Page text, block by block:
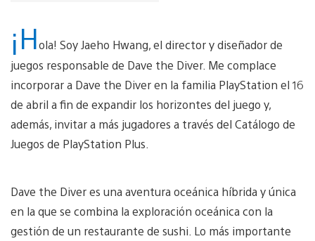
¡Hola! Soy Jaeho Hwang, el director y diseñador de
juegos responsable de Dave the Diver. Me complace
incorporar a Dave the Diver en la familia PlayStation el 16
de abril a fin de expandir los horizontes del juego y,
además, invitar a más jugadores a través del Catálogo de
Juegos de PlayStation Plus.
Dave the Diver es una aventura oceánica híbrida y única
en la que se combina la exploración oceánica con la
gestión de un restaurante de sushi. Lo más importante